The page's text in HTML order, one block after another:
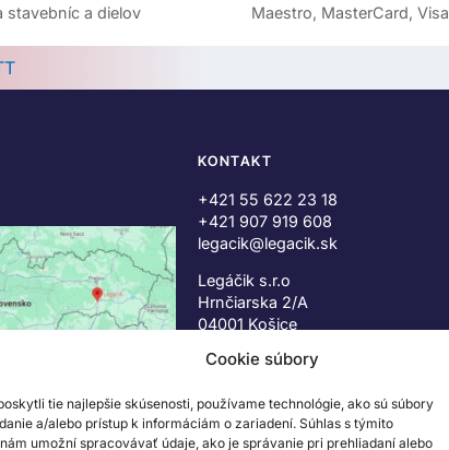
Cookie súbory
tie najlepšie skúsenosti, používame technológie, ako sú súbory
a/alebo prístup k informáciám o zariadení. Súhlas s týmito
umožní spracovávať údaje, ako je správanie pri prehliadaní alebo
stavebníc a dielov Maestro, MasterCard, Visa
KONTAKT
+421 55 622 23 18
+421 907 919 608
legacik@legacik.sk
Legáčik s.r.o
Hrnčiarska 2/A
04001 Košice
IČ DPH: SK2023978330